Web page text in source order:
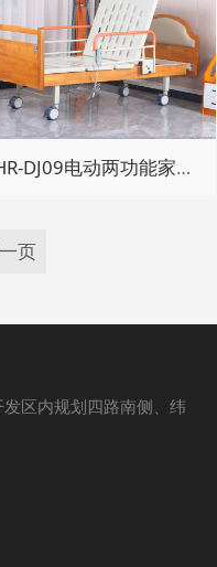
HR-DJ09电动两功能家居床
页
区内规划四路南侧、纬